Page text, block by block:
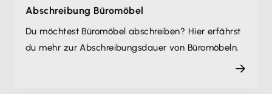
Abschreibung Büromöbel
Du möchtest Büromöbel abschreiben? Hier erfährst
du mehr zur Abschreibungsdauer von Büromöbeln.